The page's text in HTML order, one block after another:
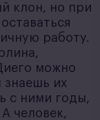
клон, но при
работу.
можно
знаешь их
с ними годы,
человек,